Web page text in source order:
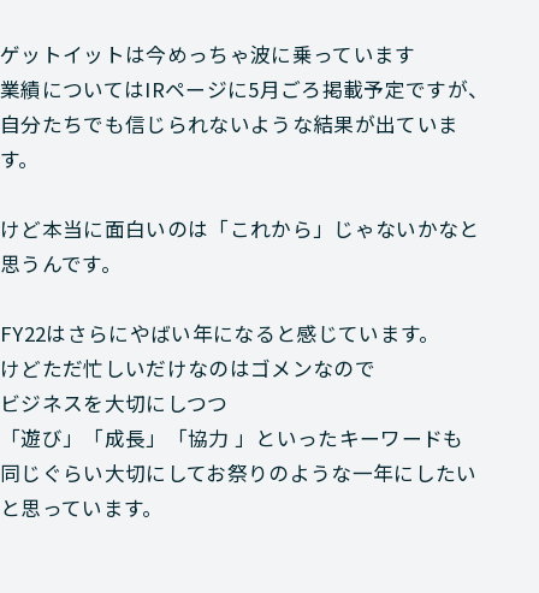
ゲットイットは今めっちゃ波に乗っています
業績についてはIRページに5月ごろ掲載予定ですが、
自分たちでも信じられないような結果が出ていま
す。
けど本当に面白いのは「これから」じゃないかなと
思うんです。
FY22はさらにやばい年になると感じています。
けどただ忙しいだけなのはゴメンなので
ビジネスを大切にしつつ
「遊び」「成長」「協力 」といったキーワードも
同じぐらい大切にしてお祭りのような一年にしたい
と思っています。